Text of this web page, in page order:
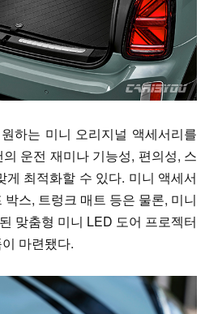
하는 미니 오리지널 액세서리를
운전 재미나 기능성, 편의성, 스
최적화할 수 있다. 미니 액세서
스, 트렁크 매트 등은 물론, 미니
맞춤형 미니 LED 도어 프로젝터
마련됐다.